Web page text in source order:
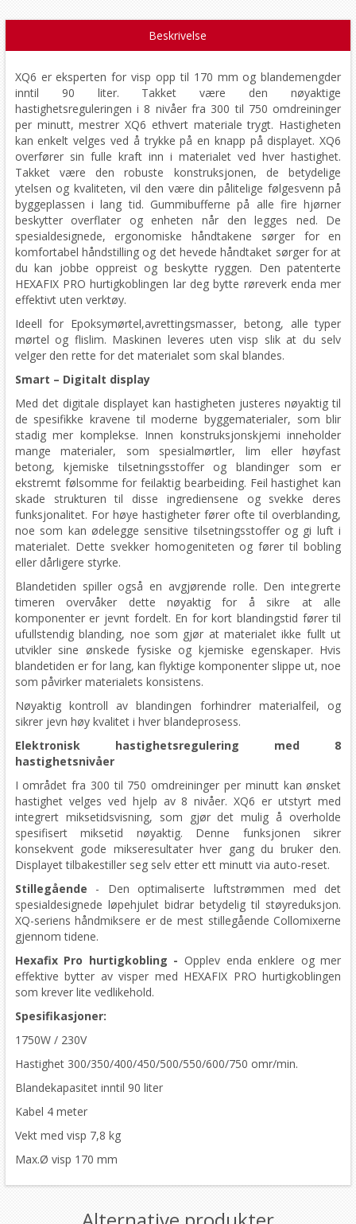
Beskrivelse
XQ6 er eksperten for visp opp til 170 mm og blandemengder
inntil 90 liter. Takket være den nøyaktige
hastighetsreguleringen i 8 nivåer fra 300 til 750 omdreininger
per minutt, mestrer XQ6 ethvert materiale trygt. Hastigheten
kan enkelt velges ved å trykke på en knapp på displayet. XQ6
overfører sin fulle kraft inn i materialet ved hver hastighet.
Takket være den robuste konstruksjonen, de betydelige
ytelsen og kvaliteten, vil den være din pålitelige følgesvenn på
byggeplassen i lang tid. Gummibufferne på alle fire hjørner
beskytter overflater og enheten når den legges ned. De
spesialdesignede, ergonomiske håndtakene sørger for en
komfortabel håndstilling og det hevede håndtaket sørger for at
du kan jobbe oppreist og beskytte ryggen. Den patenterte
HEXAFIX PRO hurtigkoblingen lar deg bytte røreverk enda mer
effektivt uten verktøy.
Ideell for Epoksymørtel,avrettingsmasser, betong, alle typer
mørtel og flislim. Maskinen leveres uten visp slik at du selv
velger den rette for det materialet som skal blandes.
Smart – Digitalt display
Med det digitale displayet kan hastigheten justeres nøyaktig til
de spesifikke kravene til moderne byggematerialer, som blir
stadig mer komplekse. Innen konstruksjonskjemi inneholder
mange materialer, som spesialmørtler, lim eller høyfast
betong, kjemiske tilsetningsstoffer og blandinger som er
ekstremt følsomme for feilaktig bearbeiding. Feil hastighet kan
skade strukturen til disse ingrediensene og svekke deres
funksjonalitet. For høye hastigheter fører ofte til overblanding,
noe som kan ødelegge sensitive tilsetningsstoffer og gi luft i
materialet. Dette svekker homogeniteten og fører til bobling
eller dårligere styrke.
Blandetiden spiller også en avgjørende rolle. Den integrerte
timeren overvåker dette nøyaktig for å sikre at alle
komponenter er jevnt fordelt. En for kort blandingstid fører til
ufullstendig blanding, noe som gjør at materialet ikke fullt ut
utvikler sine ønskede fysiske og kjemiske egenskaper. Hvis
blandetiden er for lang, kan flyktige komponenter slippe ut, noe
som påvirker materialets konsistens.
Nøyaktig kontroll av blandingen forhindrer materialfeil, og
sikrer jevn høy kvalitet i hver blandeprosess.
Elektronisk hastighetsregulering med 8
hastighetsnivåer
I området fra 300 til 750 omdreininger per minutt kan ønsket
hastighet velges ved hjelp av 8 nivåer. XQ6 er utstyrt med
integrert miksetidsvisning, som gjør det mulig å overholde
spesifisert miksetid nøyaktig. Denne funksjonen sikrer
konsekvent gode mikseresultater hver gang du bruker den.
Displayet tilbakestiller seg selv etter ett minutt via auto-reset.
Stillegående - Den optimaliserte luftstrømmen med det
spesialdesignede løpehjulet bidrar betydelig til støyreduksjon.
XQ-seriens håndmiksere er de mest stillegående Collomixerne
gjennom tidene.
Hexafix Pro hurtigkobling - Opplev enda enklere og mer
effektive bytter av visper med HEXAFIX PRO hurtigkoblingen
som krever lite vedlikehold.
Spesifikasjoner:
1750W / 230V
Hastighet 300/350/400/450/500/550/600/750 omr/min.
Blandekapasitet inntil 90 liter
Kabel 4 meter
Vekt med visp 7,8 kg
Max.Ø visp 170 mm